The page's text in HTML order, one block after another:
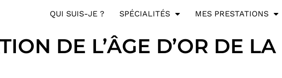
QUI SUIS-JE ? SPÉCIALITÉS MES PRESTATIONS
DE L’ÂGE D’OR DE